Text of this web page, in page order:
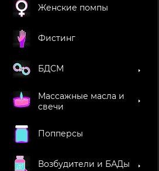
Женские помпы
Фистинг
БДСМ
Массажные масла и
свечи
Попперсы
Возбудители и БАДы